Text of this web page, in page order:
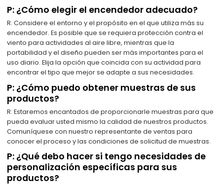
P: ¿Cómo elegir el encendedor adecuado?
R: Considere el entorno y el propósito en el que utiliza más su
encendedor. Es posible que se requiera protección contra el
viento para actividades al aire libre, mientras que la
portabilidad y el diseño pueden ser más importantes para el
uso diario. Elija la opción que coincida con su actividad para
encontrar el tipo que mejor se adapte a sus necesidades.
P: ¿Cómo puedo obtener muestras de sus
productos?
R: Estaremos encantados de proporcionarle muestras para que
pueda evaluar usted mismo la calidad de nuestros productos.
Comuníquese con nuestro representante de ventas para
conocer el proceso y las condiciones de solicitud de muestras.
P: ¿Qué debo hacer si tengo necesidades de
personalización específicas para sus
productos?